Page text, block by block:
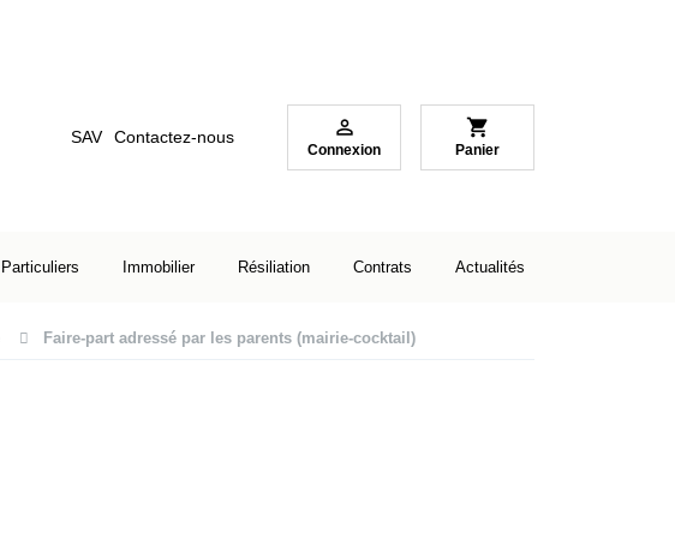
SAV Contactez-nous 
Connexion
shopping_cart
Panier
Particuliers Immobilier Résiliation Contrats Actualités
Faire-part adressé par les parents (mairie-cocktail)